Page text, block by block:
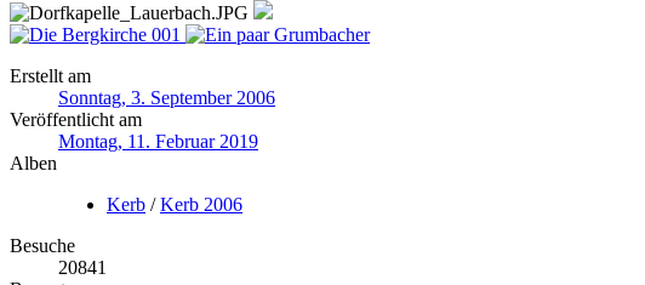
Erstellt am
Sonntag, 3. September 2006
Veröffentlicht am
Montag, 11. Februar 2019
Alben
Kerb /Kerb 2006
Besuche
20841